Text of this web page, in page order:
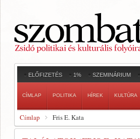
ELŐFIZETÉS 1% SZEMINÁRIUM
CÍMLAP POLITIKA HÍREK KULTÚRA
Címlap Fris E. Kata